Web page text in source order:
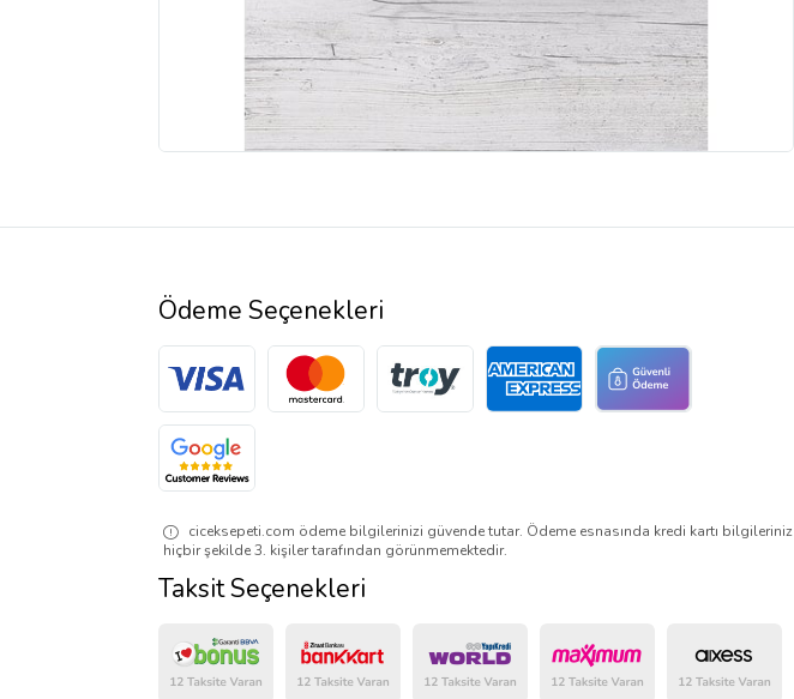
Ödeme Seçenekleri
ciceksepeti.com ödeme bilgilerinizi güvende tutar. Ödeme esnasında kredi kartı bilgileriniz
hiçbir şekilde 3. kişiler tarafından görünmemektedir.
Taksit Seçenekleri